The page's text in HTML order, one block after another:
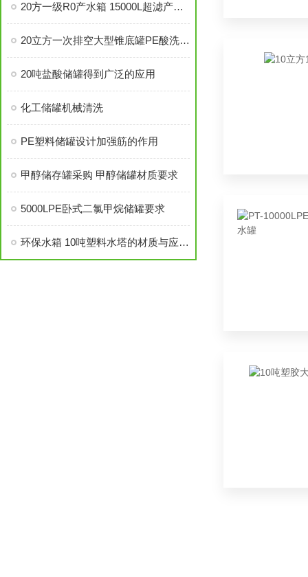
20方一级R0产水箱 15000L超滤产水箱
20立方一次排空大型锥底罐PE酸洗桶PE材质
20吨盐酸储罐得到广泛的应用
化工储罐机械清洗
PE塑料储罐设计加强筋的作用
甲醇储存罐采购 甲醇储罐材质要求
5000LPE卧式二氯甲烷储罐要求
环保水箱 10吨塑料水塔的材质与应用是什么